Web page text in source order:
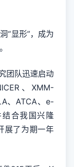
显形”，成为
队迅速启动
、XMM-
、ATCA、e-
结合我国兴隆
展了为期一年